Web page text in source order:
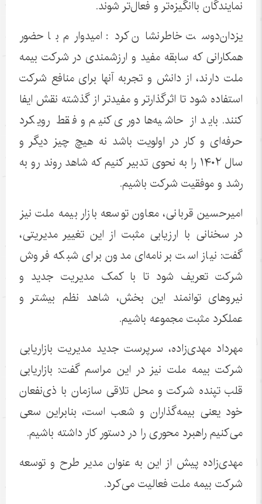
نمایندگان باانگیزه‌تر و فعال‌تر شوند.
یزدان‌دوست خاطرنشان کرد: امیدوارم با حضور
همکارانی که سابقه مفید و ارزشمندی در شرکت بیمه
ملت دارند، از دانش و تجربه آنها برای منافع شرکت
استفاده شود تا اثرگذارتر و مفیدتر از گذشته نقش ایفا
کنند. باید از حاشیه‌ها دوری کنیم و فقط رویکرد
حرفه‌ای و کار در اولویت باشد نه هیچ چیز دیگر و
سال ۱۴۰۲ را به نحوی تدبیر کنیم که شاهد روند رو به
رشد و موفقیت شرکت باشیم.
امیرحسین قربانی، معاون توسعه بازار بیمه ملت نیز
در سخنانی با ارزیابی مثبت از این تغییر مدیریتی،
گفت: نیاز است برنامه‌ای مدون برای شبکه فروش
شرکت تعریف شود تا با کمک مدیریت جدید و
نیروهای توانمند این بخش، شاهد نظم بیشتر و
عملکرد مثبت مجموعه باشیم.
مهرداد مهدی‌زاده، سرپرست جدید مدیریت بازاریابی
شرکت بیمه ملت نیز در این مراسم گفت: بازاریابی
قلب تپنده شرکت و محل تلاقی سازمان با ذی‌نفعان
خود یعنی بیمه‌گذاران و شعب است، بنابراین سعی
می‌کنیم راهبرد محوری را در دستور کار داشته باشیم.
مهدی‌زاده پیش از این به عنوان مدیر طرح و توسعه
شرکت بیمه ملت فعالیت می‌کرد.